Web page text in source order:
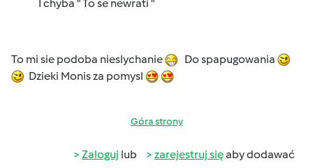
I chyba " To se newrati "
To mi sie podoba nieslychanie
Do spapugowania
Dzieki Monis za pomysl
Góra strony
Zaloguj lub zarejestruj sięaby dodawać